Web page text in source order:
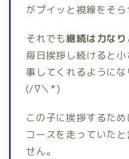
がプイッと視線をそら
それでも継続は力なり
毎日挨拶し続けると
事してくれるように
(/∇＼*)
この子に挨拶するた
コースを走っていた
せん。